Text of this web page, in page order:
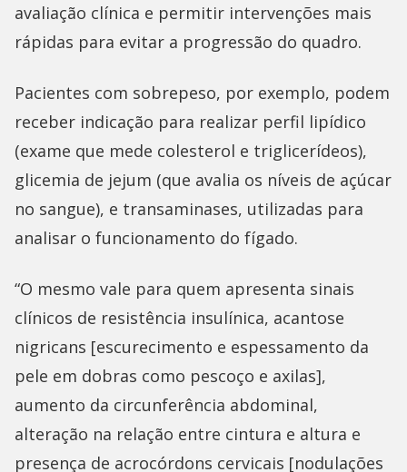
avaliação clínica e permitir intervenções mais
rápidas para evitar a progressão do quadro.
Pacientes com sobrepeso, por exemplo, podem
receber indicação para realizar perfil lipídico
(exame que mede colesterol e triglicerídeos),
glicemia de jejum (que avalia os níveis de açúcar
no sangue), e transaminases, utilizadas para
analisar o funcionamento do fígado.
“O mesmo vale para quem apresenta sinais
clínicos de resistência insulínica, acantose
nigricans [escurecimento e espessamento da
pele em dobras como pescoço e axilas],
aumento da circunferência abdominal,
alteração na relação entre cintura e altura e
presença de acrocórdons cervicais [nodulações